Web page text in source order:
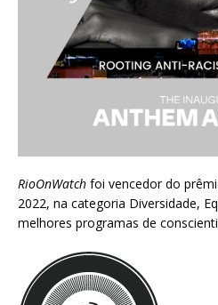
RioOnWatch foi vencedor do
2022, na categoria Diversidade,
melhores programas de